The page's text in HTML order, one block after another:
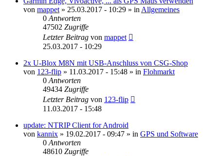
von mappet » 25.03.2017 - 10:29 » in Allgemeines
0 Antworten
47502 Zugriffe
Letzter Beitrag von mappet
25.03.2017 - 10:29
2x U-Blox M8N mit USB-Anschluss von CSG-Shop
von 123-flip » 11.03.2017 - 15:48 » in Flohmarkt
0 Antworten
49434 Zugriffe
Letzter Beitrag von 123-flip
11.03.2017 - 15:48
update: NTRIP Client for Android
von kannix » 19.02.2017 - 09:47 » in GPS und Software
0 Antworten
48610 Zugriffe